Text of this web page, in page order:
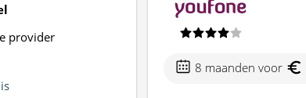
provider
8 maanden voor